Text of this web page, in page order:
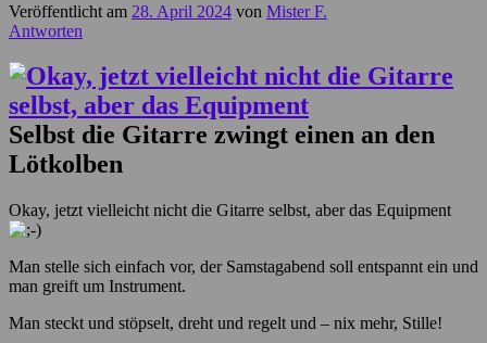
Veröffentlicht am 28. April 2024 von Mister F.
Antworten
Selbst die Gitarre zwingt einen an den
Lötkolben
Okay, jetzt vielleicht nicht die Gitarre selbst, aber das Equipment
Man stelle sich einfach vor, der Samstagabend soll entspannt ein und
man greift um Instrument.
Man steckt und stöpselt, dreht und regelt und – nix mehr, Stille!